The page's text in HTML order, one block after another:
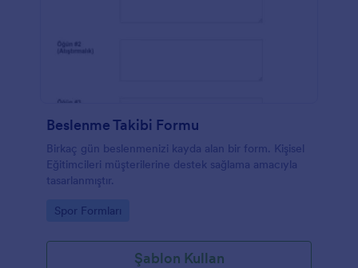
Beslenme Takibi Formu
Birkaç gün beslenmenizi kayda alan bir form. Kişisel
Eğitimcileri müşterilerine destek sağlama amacıyla
tasarlanmıştır.
Go to Category:
Spor Formları
Şablon Kullan